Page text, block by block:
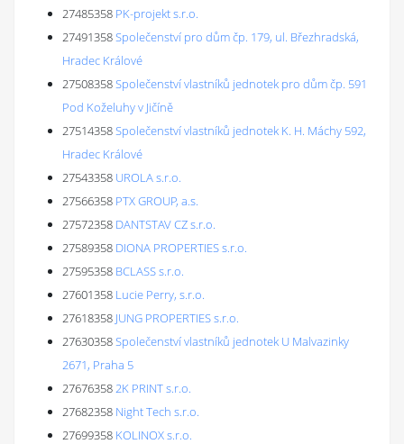
27485358 PK-projekt s.r.o.
27491358Společenství pro dům čp. 179, ul. Březhradská,
Hradec Králové
27508358Společenství vlastníků jednotek pro dům čp. 591
Pod Koželuhy v Jičíně
27514358Společenství vlastníků jednotek K. H. Máchy 592,
Hradec Králové
27543358 UROLA s.r.o.
27566358 PTX GROUP, a.s.
27572358 DANTSTAV CZ s.r.o.
27589358 DIONA PROPERTIES s.r.o.
27595358 BCLASS s.r.o.
27601358 Lucie Perry, s.r.o.
27618358 JUNG PROPERTIES s.r.o.
27630358Společenství vlastníků jednotek U Malvazinky
2671, Praha 5
276763582K PRINT s.r.o.
27682358 Night Tech s.r.o.
27699358 KOLINOX s.r.o.